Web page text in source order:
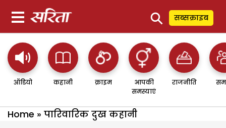
⚲ सब्सक्राइब
ऑडियो कहानी क्राइम
आपकी
समस्याएं
राजनीति
Home » पारिवारिक दुख कहानी